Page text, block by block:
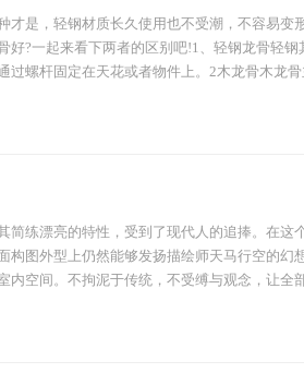
才是，轻钢材质长久使用也不受潮，不容易
好?一起来看下两者的区别吧!1、轻钢龙骨轻
过螺杆固定在天花或者物件上。2木龙骨木龙
简练漂亮的特性，受到了现代人的追捧。在
构图外型上仍然能够发扬描绘师天马行空的幻
内空间。不拘泥于传统，不受缚与观念，让